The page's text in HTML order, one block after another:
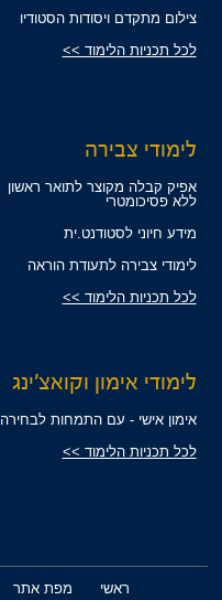
צילום מתקדם ויסודות הסטודיו
לכל תכניות הלימוד >>
לימודי צבירה
אפיק קבלה מקוצר לתואר ראשון
ללא פסיכומטרי
מידע חיוני לסטודנט.ית
לימודי צבירה לתעודת הוראה
לכל תכניות הלימוד >>
לימודי אימון וקואצ'ינג
אימון אישי - עם התמחות לבחירה
לכל תכניות הלימוד >>
ראשי מפת אתר